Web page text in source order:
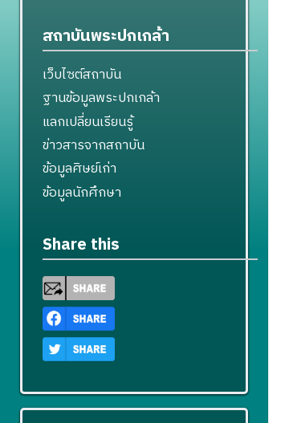
สถาบันพระปกเกล้า
เว็บไซต์สถาบัน
ฐานข้อมูลพระปกเกล้า
แลกเปลี่ยนเรียนรู้
ข่าวสารจากสถาบัน
ข้อมูลศิษย์เก่า
ข้อมูลนักศึกษา
Share this